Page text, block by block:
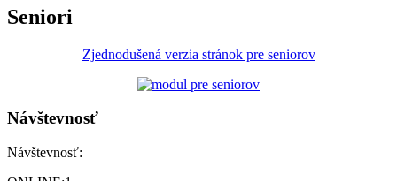
Seniori
Zjednodušená verzia stránok pre seniorov
Návštevnosť
Návštevnosť: